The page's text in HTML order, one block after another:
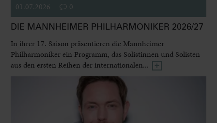
01.07.2026 0
DIE MANNHEIMER PHILHARMONIKER 2026/27
In ihrer 17. Saison präsentieren die Mannheimer
Philharmoniker ein Programm, das Solistinnen und Solisten
aus den ersten Reihen der internationalen...